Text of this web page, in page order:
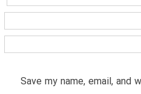
Save my name, email,